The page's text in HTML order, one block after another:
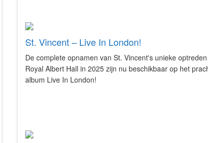
St. Vincent – Live In London!
De complete opnamen van St. Vincent's unieke
Royal Albert Hall in 2025 zijn nu beschikbaar op het
album Live In London!